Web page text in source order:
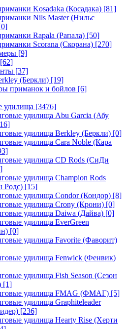
Kosadaka (Косадака) [81]
Nils Master (Нильс
Rapala (Рапала) [50]
Scorana (Скорана) [270]
[9]
[62]
[37]
(Беркли) [19]
приманок и бойлов [6]
удилища [3476]
удилища Abu Garcia (Абу
удилища Berkley (Беркли) [0]
удилища Cara Noble (Кара
удилища CD Rods (СиДи
удилища Champion Rods
Родс) [15]
удилища Condor (Кондор) [8]
удилища Crony (Крони) [0]
удилища Daiwa (Дайва) [0]
удилища EverGreen
[0]
удилища Favorite (Фаворит)
удилища Fenwick (Фенвик)
удилища Fish Season (Сезон
[1]
удилища FMAG (ФМАГ) [5]
удилища Graphiteleader
[236]
удилища Hearty Rise (Херти